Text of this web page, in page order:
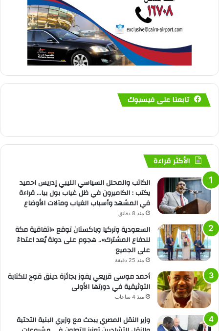
تابعنا على فيسبوك
الأكثر قراءة
الكاتب والمحلل السياسي الليبي إدريس احميد
يكتب : الكاميرون في ظل غياب بول بيا… قراءة
في المشهد وأسباب الغياب ومآلات الأوضاع
منذ 8 دقائق
السعودية وتركيا وباكستان توقع «اتفاقية مكة
للدفاع المشترك».. هجوم على دولة يُعد اعتداءً
على الجميع
منذ 25 دقيقة
أحمد موسى قريعي يفوز بجائزة دينق قوج للكتابة
التوثيقية في دورتها الأولى
منذ 4 ساعات
وزير النقل المصري يبحث مع وزيري البنية التحتية